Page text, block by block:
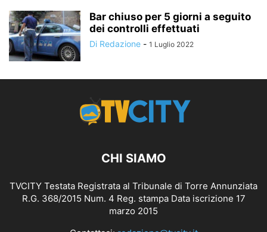
Bar chiuso per 5 giorni a seguito
dei controlli effettuati
Di Redazione - 1 Luglio 2022
CHI SIAMO
TVCITY Testata Registrata al Tribunale di Torre Annunziata
R.G. 368/2015 Num. 4 Reg. stampa Data iscrizione 17
marzo 2015